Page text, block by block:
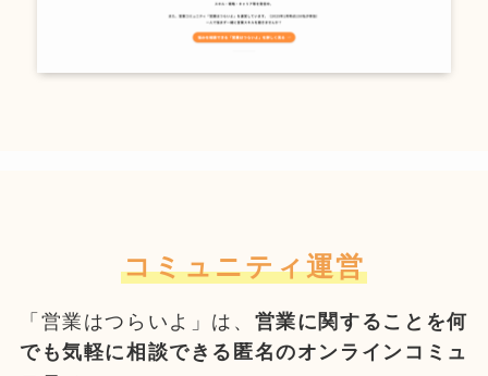
コミュニティ運営
「営業はつらいよ」は、 営業に関することを何
でも気軽に相談できる匿名のオンラインコミュ